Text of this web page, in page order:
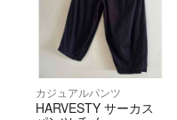
カジュアルパンツ
HARVESTY サーカス